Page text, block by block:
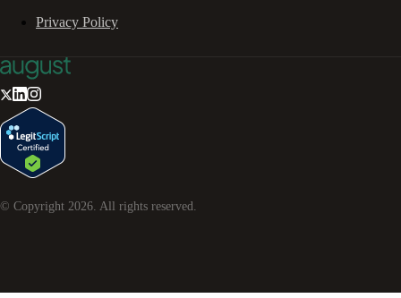
Privacy Policy
© Copyright 2026 . All rights reserved.